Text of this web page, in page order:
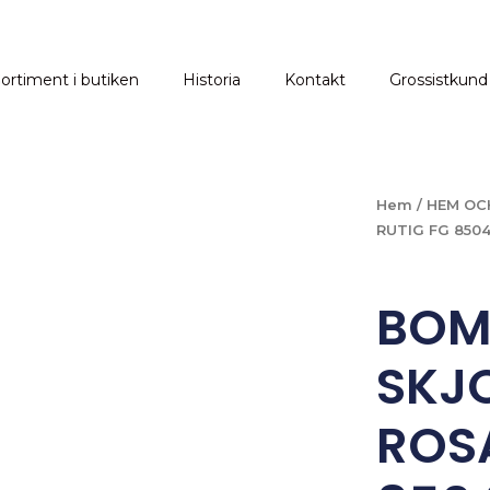
i butiken Historia Kontakt Grossistkund
Hem / HEM
RUTIG FG